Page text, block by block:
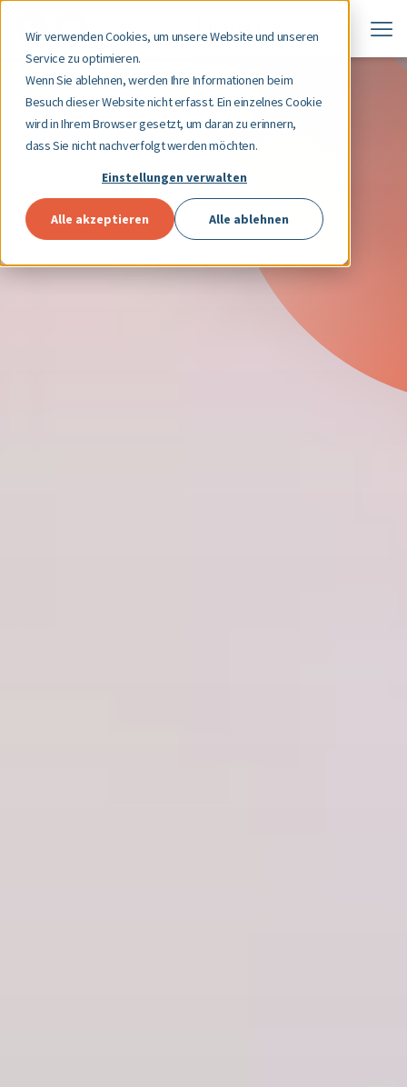
Wir verwenden Cookies, um unsere Website und unseren
Service zu optimieren.
Wenn Sie ablehnen, werden Ihre Informationen beim
Besuch dieser Website nicht erfasst. Ein einzelnes Cookie
wird in Ihrem Browser gesetzt, um daran zu erinnern,
dass Sie nicht nachverfolgt werden möchten.
Einstellungen verwalten
Alle akzeptieren Alle ablehnen